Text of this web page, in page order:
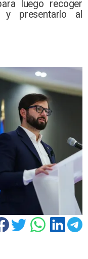
luego recoger
y presentarlo al